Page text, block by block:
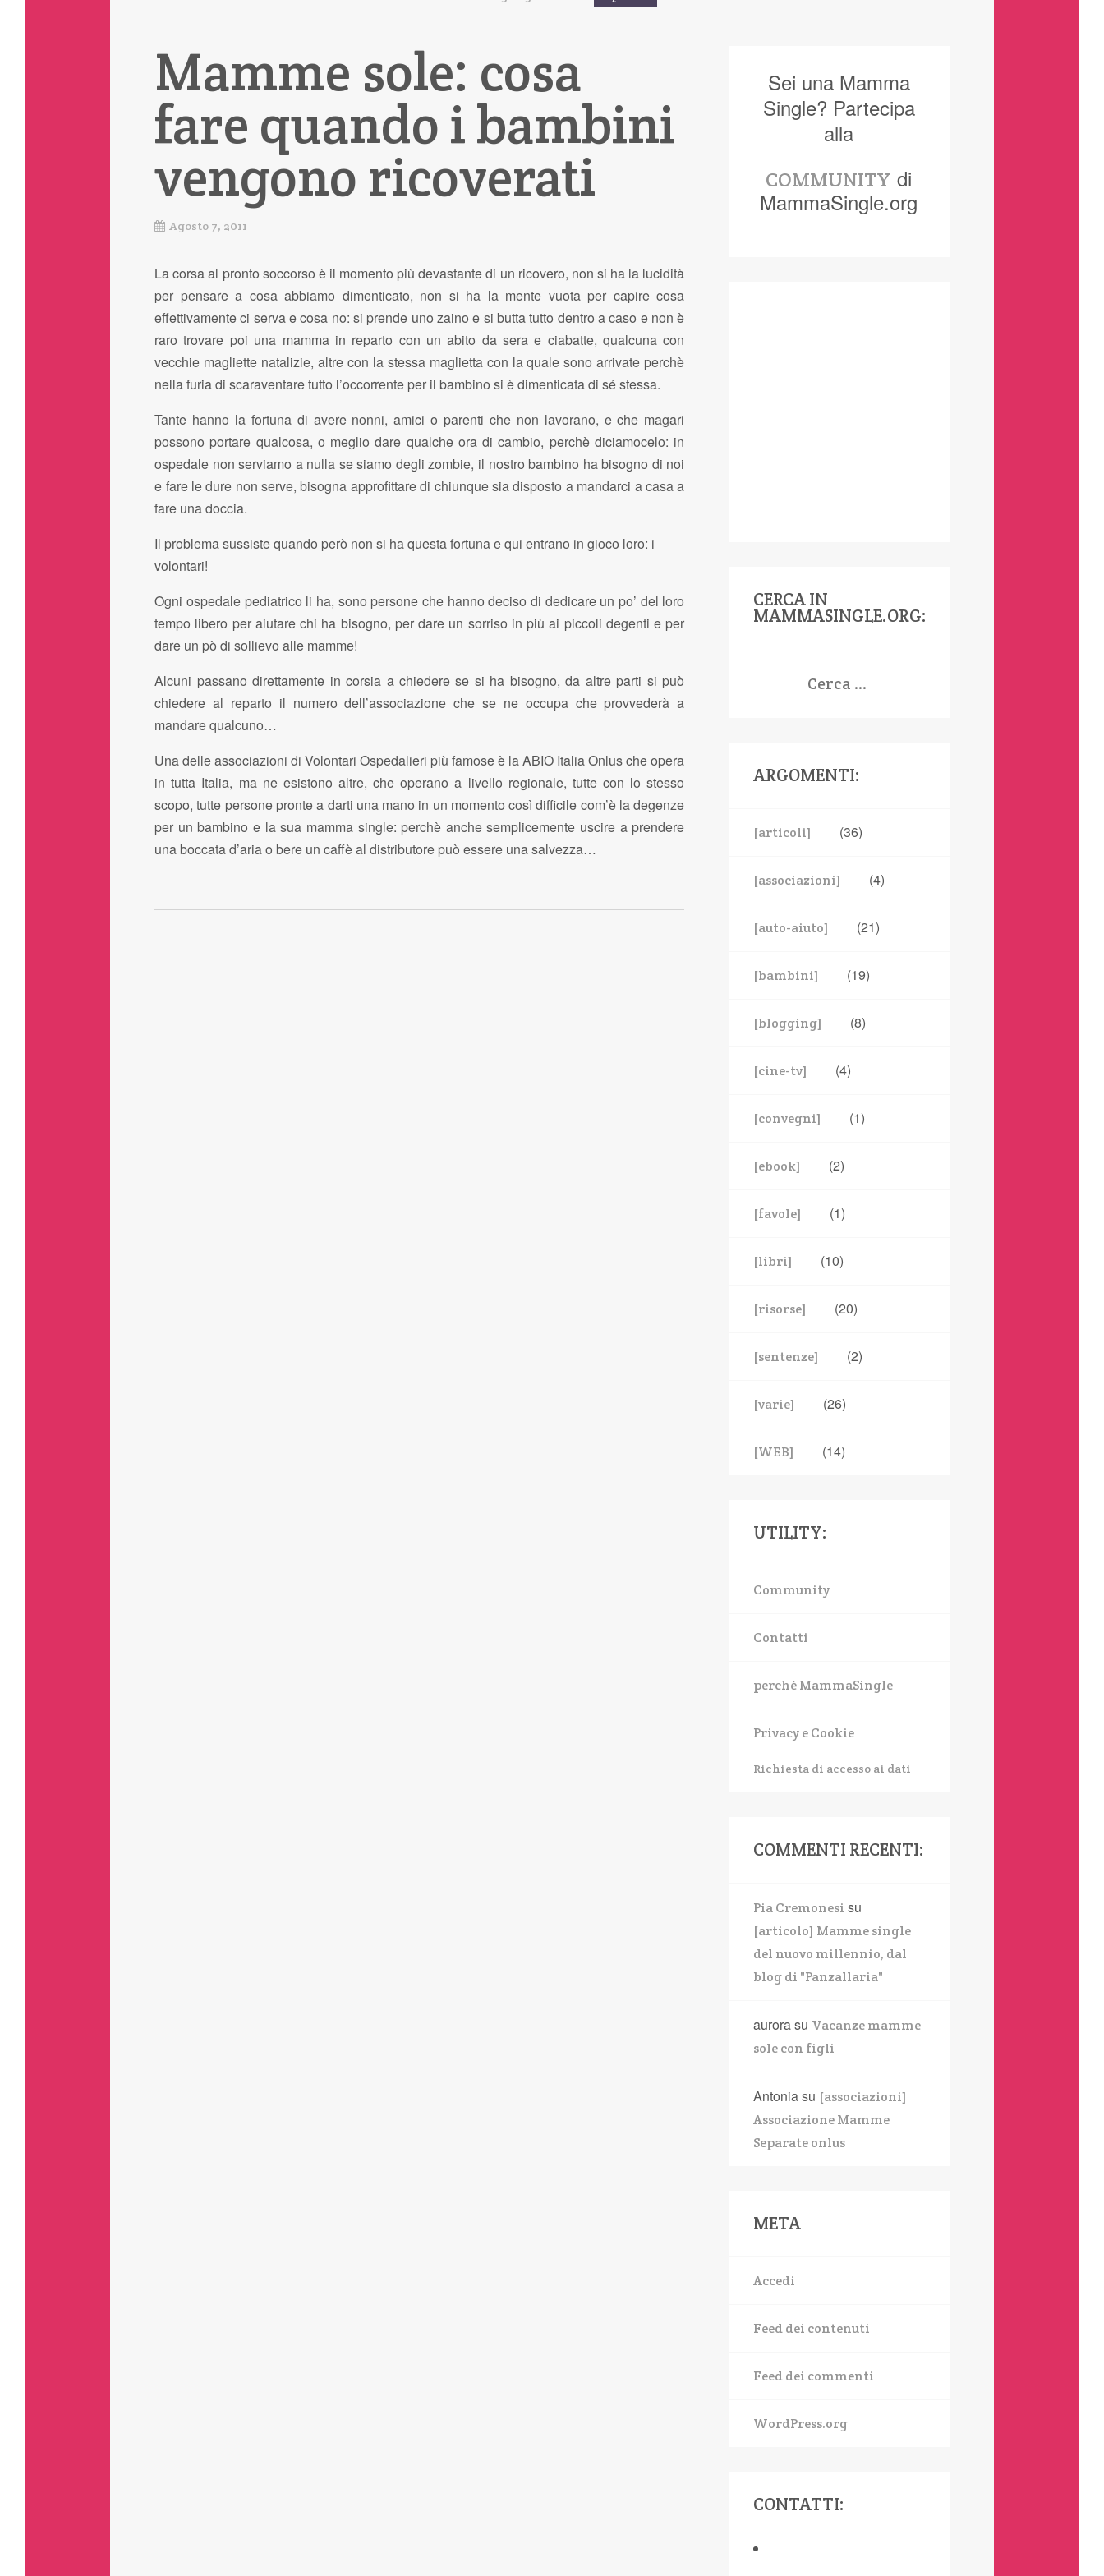
Mamme sole: cosa
fare quando i bambini
vengono ricoverati
Agosto 7, 2011
La corsa al pronto soccorso è il momento più devastante di un ricovero, non si ha la lucidità
per pensare a cosa abbiamo dimenticato, non si ha la mente vuota per capire cosa
effettivamente ci serva e cosa no: si prende uno zaino e si butta tutto dentro a caso e non è
raro trovare poi una mamma in reparto con un abito da sera e ciabatte, qualcuna con
vecchie magliette natalizie, altre con la stessa maglietta con la quale sono arrivate perchè
nella furia di scaraventare tutto l’occorrente per il bambino si è dimenticata di sé stessa.
Tante hanno la fortuna di avere nonni, amici o parenti che non lavorano, e che magari
possono portare qualcosa, o meglio dare qualche ora di cambio, perchè diciamocelo: in
ospedale non serviamo a nulla se siamo degli zombie, il nostro bambino ha bisogno di noi
e fare le dure non serve, bisogna approfittare di chiunque sia disposto a mandarci a casa a
fare una doccia.
Il problema sussiste quando però non si ha questa fortuna e qui entrano in gioco loro: i
volontari!
Ogni ospedale pediatrico li ha, sono persone che hanno deciso di dedicare un po’ del loro
tempo libero per aiutare chi ha bisogno, per dare un sorriso in più ai piccoli degenti e per
dare un pò di sollievo alle mamme!
Alcuni passano direttamente in corsia a chiedere se si ha bisogno, da altre parti si può
chiedere al reparto il numero dell’associazione che se ne occupa che provvederà a
mandare qualcuno…
Una delle associazioni di Volontari Ospedalieri più famose è la ABIO Italia Onlus che opera
in tutta Italia, ma ne esistono altre, che operano a livello regionale, tutte con lo stesso
scopo, tutte persone pronte a darti una mano in un momento così difficile com’è la degenze
per un bambino e la sua mamma single: perchè anche semplicemente uscire a prendere
una boccata d’aria o bere un caffè al distributore può essere una salvezza…
Sei una Mamma
Single? Partecipa
alla
COMMUNITY di
MammaSingle.org
CERCA IN
MAMMASINGLE.ORG:
ARGOMENTI:
[articoli] (36)
[associazioni] (4)
[auto-aiuto] (21)
[bambini] (19)
[blogging] (8)
[cine-tv] (4)
[convegni] (1)
[ebook] (2)
[favole] (1)
[libri] (10)
[risorse] (20)
[sentenze] (2)
[varie] (26)
[WEB] (14)
UTILITY:
Community
Contatti
perchè MammaSingle
Privacy e Cookie
Richiesta di accesso ai dati
COMMENTI RECENTI:
Pia Cremonesi su
[articolo] Mamme single
del nuovo millennio, dal
blog di "Panzallaria"
aurorasu Vacanze mamme
sole con figli
Antoniasu [associazioni]
Associazione Mamme
Separate onlus
META
Accedi
Feed dei contenuti
Feed dei commenti
WordPress.org
CONTATTI: